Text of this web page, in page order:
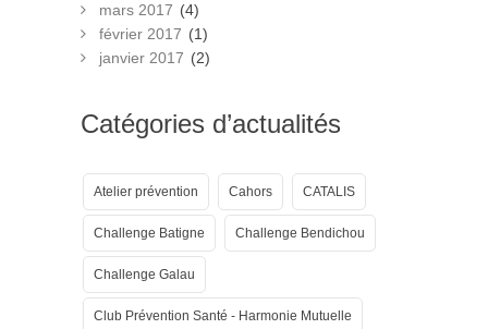
mars 2017 (4)
février 2017 (1)
janvier 2017 (2)
Catégories d’actualités
Atelier prévention Cahors CATALIS
Challenge Batigne Challenge Bendichou
Challenge Galau
Club Prévention Santé - Harmonie Mutuelle